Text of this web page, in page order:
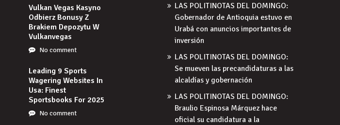
Vulkan Vegas Kasyno
Odbierz Bonusy Z
Brakiem Depozytu W
Vulkanvegas
No comment
Leading 9 Sports
Wagering Websites In
Usa: Finest
Sportsbooks For 2025
No comment
LAS POLITINOTAS DEL DOMINGO:
Gobernador de Antioquia estuvo en
Urabá con anuncios importantes de
inversión
LAS POLITINOTAS DEL DOMINGO:
Se mueven las precandidaturas a las
alcaldías y gobernación
LAS POLITINOTAS DEL DOMINGO:
Braulio Espinosa Márquez hace
oficial su candidatura a la